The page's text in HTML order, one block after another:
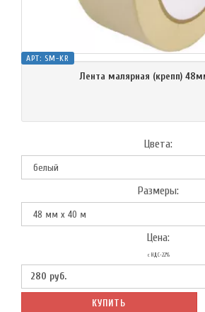
АРТ: SM-KR
Лента малярная (крепп)
Цвета:
Размеры:
Цена:
с НДС-22%
280 руб.
КУПИТЬ